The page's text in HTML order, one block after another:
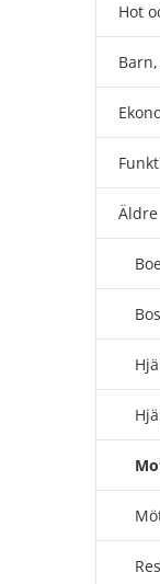
Hot
Äldre